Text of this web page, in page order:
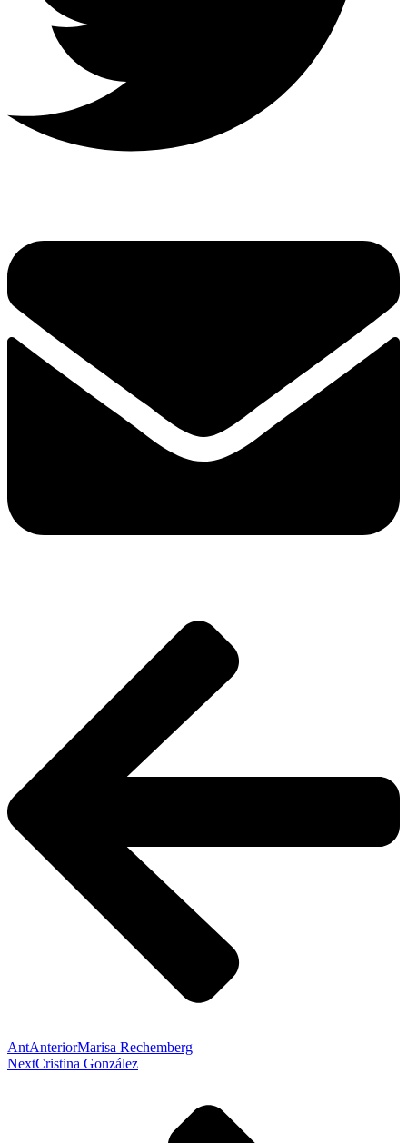
AntAnteriorMarisa Rechemberg
NextCristina González